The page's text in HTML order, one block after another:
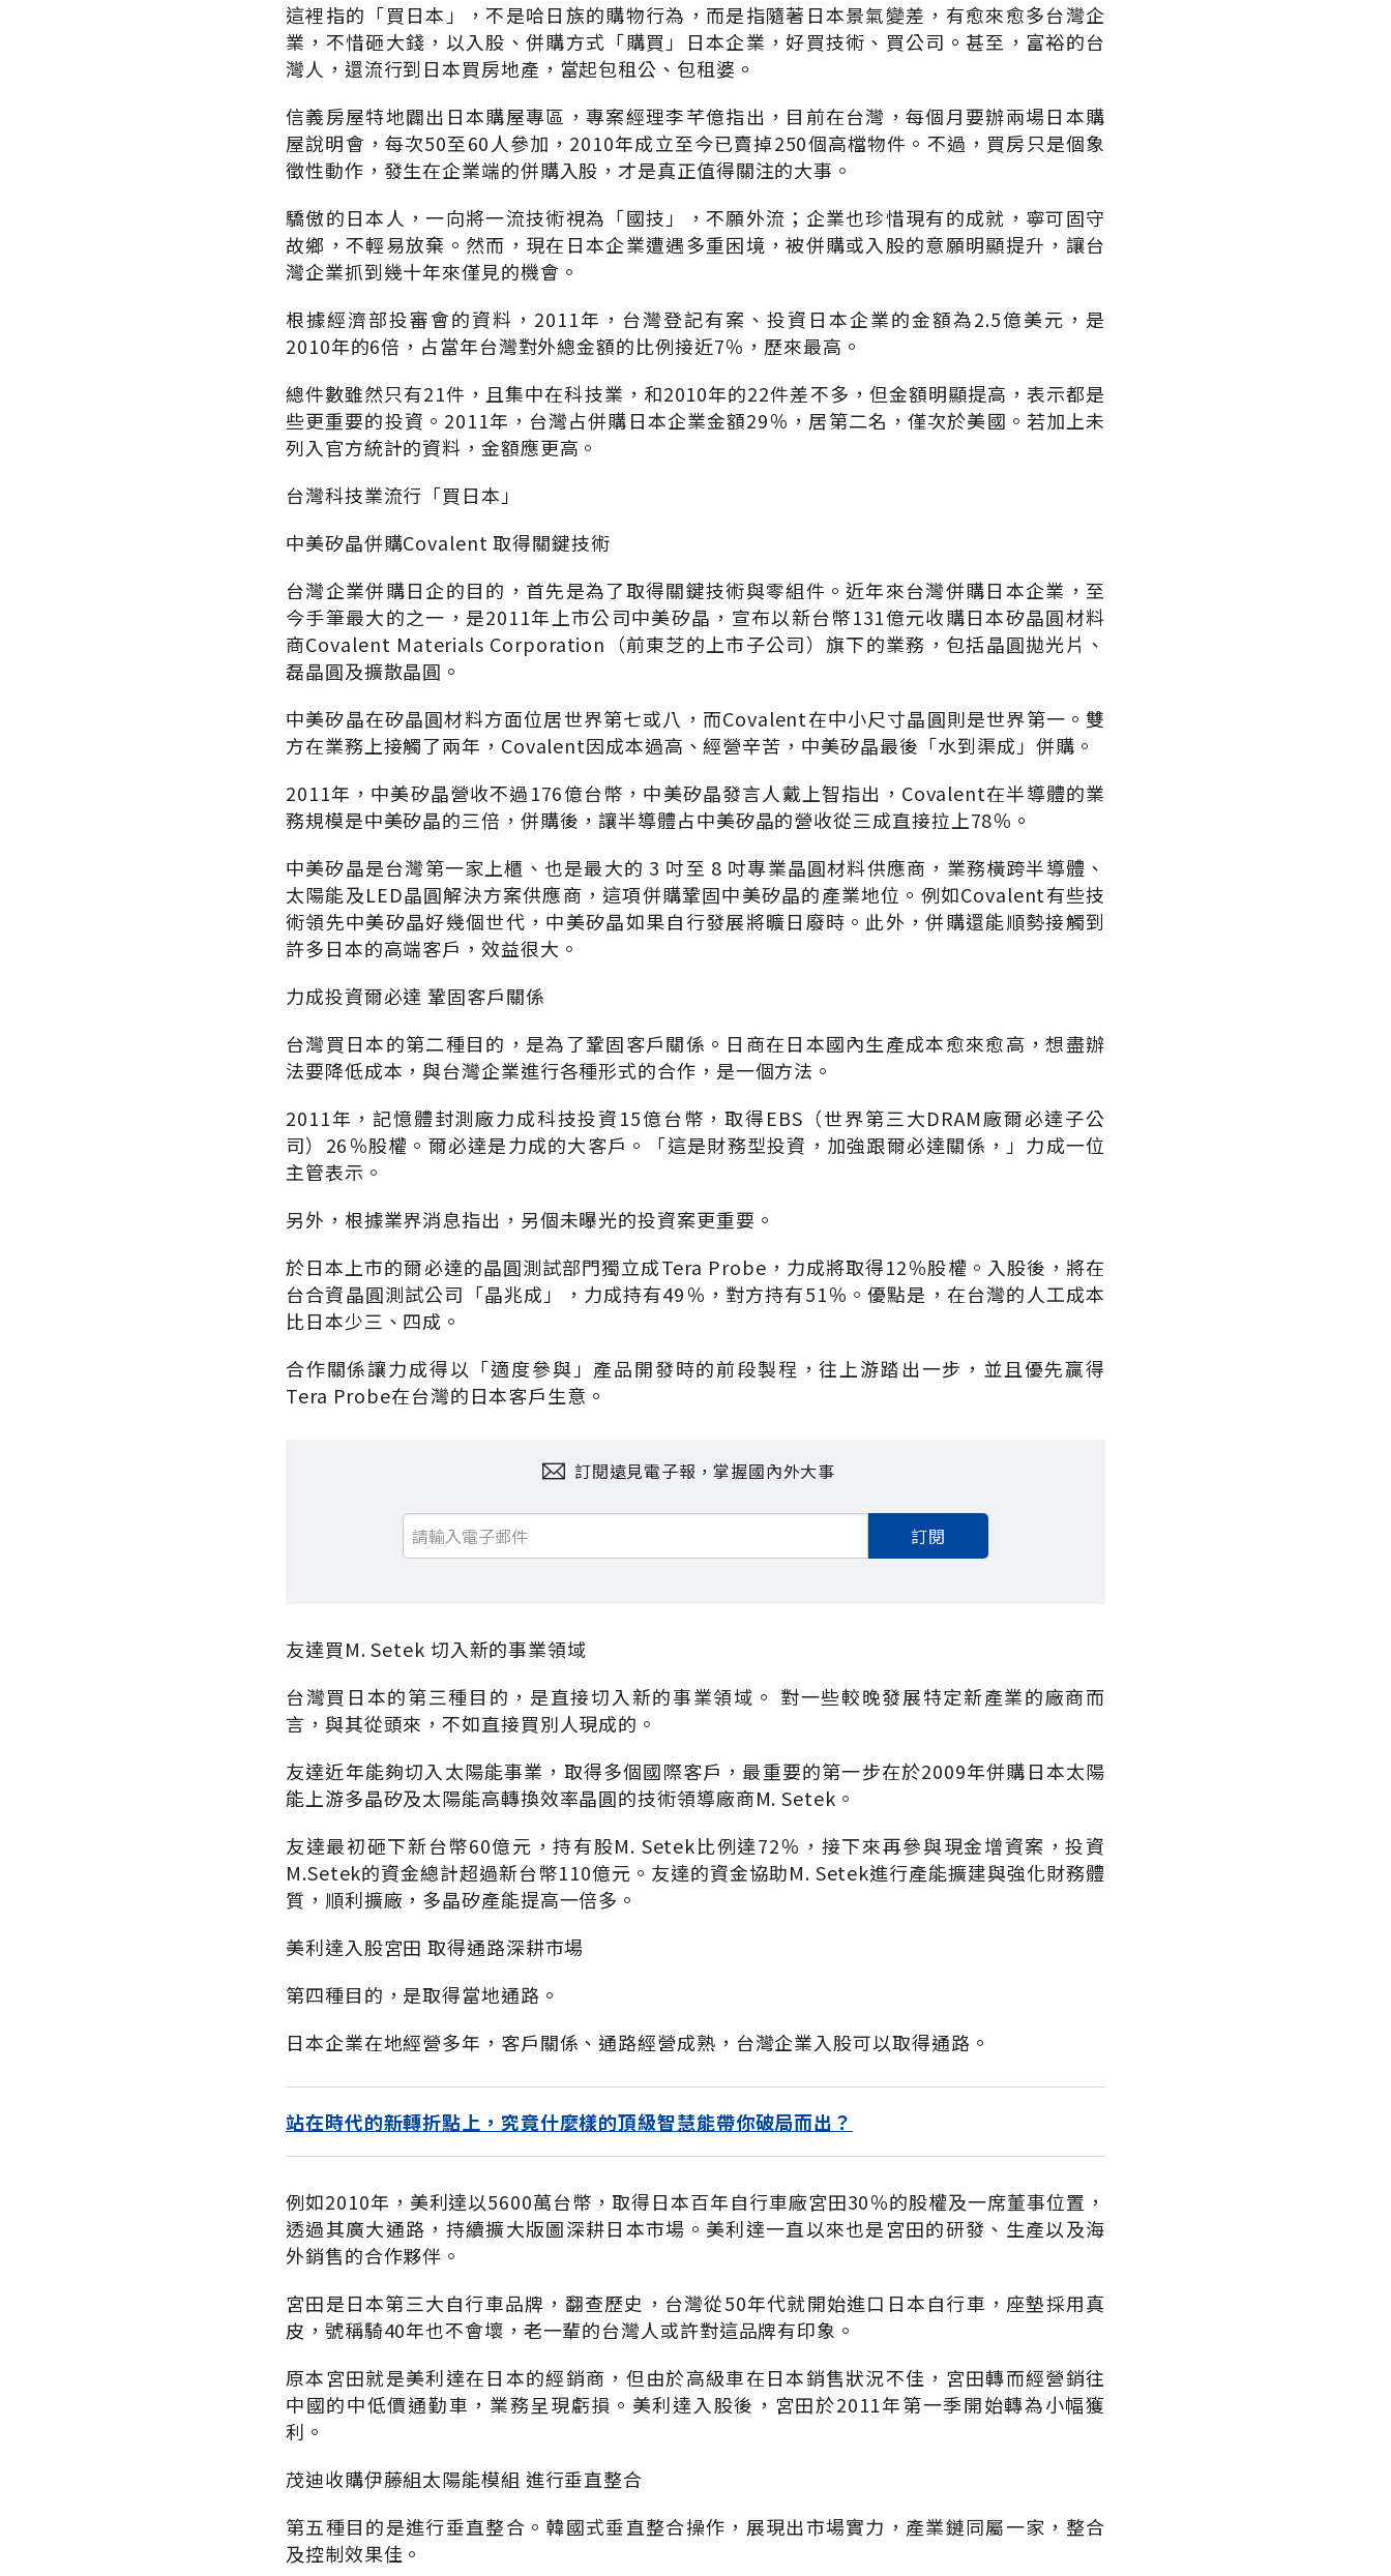
這裡指的「買日本」，不是哈日族的購物行為，而是指隨著日本景氣變差，有愈來愈多台灣企
業，不惜砸大錢，以入股、併購方式「購買」日本企業，好買技術、買公司。甚至，富裕的台
灣人，還流行到日本買房地產，當起包租公、包租婆。
信義房屋特地闢出日本購屋專區，專案經理李芊億指出，目前在台灣，每個月要辦兩場日本購
屋說明會，每次50至60人參加，2010年成立至今已賣掉250個高檔物件。不過，買房只是個象
徵性動作，發生在企業端的併購入股，才是真正值得關注的大事。
驕傲的日本人，一向將一流技術視為「國技」，不願外流；企業也珍惜現有的成就，寧可固守
故鄉，不輕易放棄。然而，現在日本企業遭遇多重困境，被併購或入股的意願明顯提升，讓台
灣企業抓到幾十年來僅見的機會。
根據經濟部投審會的資料，2011年，台灣登記有案、投資日本企業的金額為2.5億美元，是
2010年的6倍，占當年台灣對外總金額的比例接近7％，歷來最高。
總件數雖然只有21件，且集中在科技業，和2010年的22件差不多，但金額明顯提高，表示都是
些更重要的投資。2011年，台灣占併購日本企業金額29％，居第二名，僅次於美國。若加上未
列入官方統計的資料，金額應更高。
台灣科技業流行「買日本」
中美矽晶併購Covalent 取得關鍵技術
台灣企業併購日企的目的，首先是為了取得關鍵技術與零組件。近年來台灣併購日本企業，至
今手筆最大的之一，是2011年上市公司中美矽晶，宣布以新台幣131億元收購日本矽晶圓材料
商Covalent Materials Corporation（前東芝的上市子公司）旗下的業務，包括晶圓拋光片、
磊晶圓及擴散晶圓。
中美矽晶在矽晶圓材料方面位居世界第七或八，而Covalent在中小尺寸晶圓則是世界第一。雙
方在業務上接觸了兩年，Covalent因成本過高、經營辛苦，中美矽晶最後「水到渠成」併購。
2011年，中美矽晶營收不過176億台幣，中美矽晶發言人戴上智指出，Covalent在半導體的業
務規模是中美矽晶的三倍，併購後，讓半導體占中美矽晶的營收從三成直接拉上78％。
中美矽晶是台灣第一家上櫃、也是最大的 3 吋至 8 吋專業晶圓材料供應商，業務橫跨半導體、
太陽能及LED晶圓解決方案供應商，這項併購鞏固中美矽晶的產業地位。例如Covalent有些技
術領先中美矽晶好幾個世代，中美矽晶如果自行發展將曠日廢時。此外，併購還能順勢接觸到
許多日本的高端客戶，效益很大。
力成投資爾必達 鞏固客戶關係
台灣買日本的第二種目的，是為了鞏固客戶關係。日商在日本國內生產成本愈來愈高，想盡辦
法要降低成本，與台灣企業進行各種形式的合作，是一個方法。
2011年，記憶體封測廠力成科技投資15億台幣，取得EBS（世界第三大DRAM廠爾必達子公
司）26％股權。爾必達是力成的大客戶。「這是財務型投資，加強跟爾必達關係，」力成一位
主管表示。
另外，根據業界消息指出，另個未曝光的投資案更重要。
於日本上市的爾必達的晶圓測試部門獨立成Tera Probe，力成將取得12％股權。入股後，將在
台合資晶圓測試公司「晶兆成」，力成持有49％，對方持有51％。優點是，在台灣的人工成本
比日本少三、四成。
合作關係讓力成得以「適度參與」產品開發時的前段製程，往上游踏出一步，並且優先贏得
Tera Probe在台灣的日本客戶生意。
訂閱遠見電子報，掌握國內外大事
訂閱
友達買M. Setek 切入新的事業領域
台灣買日本的第三種目的，是直接切入新的事業領域。 對一些較晚發展特定新產業的廠商而
言，與其從頭來，不如直接買別人現成的。
友達近年能夠切入太陽能事業，取得多個國際客戶，最重要的第一步在於2009年併購日本太陽
能上游多晶矽及太陽能高轉換效率晶圓的技術領導廠商M. Setek。
友達最初砸下新台幣60億元，持有股M. Setek比例達72％，接下來再參與現金增資案，投資
M.Setek的資金總計超過新台幣110億元。友達的資金協助M. Setek進行產能擴建與強化財務體
質，順利擴廠，多晶矽產能提高一倍多。
美利達入股宮田 取得通路深耕市場
第四種目的，是取得當地通路。
日本企業在地經營多年，客戶關係、通路經營成熟，台灣企業入股可以取得通路。
站在時代的新轉折點上，究竟什麼樣的頂級智慧能帶你破局而出？
例如2010年，美利達以5600萬台幣，取得日本百年自行車廠宮田30％的股權及一席董事位置，
透過其廣大通路，持續擴大版圖深耕日本市場。美利達一直以來也是宮田的研發、生產以及海
外銷售的合作夥伴。
宮田是日本第三大自行車品牌，翻查歷史，台灣從50年代就開始進口日本自行車，座墊採用真
皮，號稱騎40年也不會壞，老一輩的台灣人或許對這品牌有印象。
原本宮田就是美利達在日本的經銷商，但由於高級車在日本銷售狀況不佳，宮田轉而經營銷往
中國的中低價通勤車，業務呈現虧損。美利達入股後，宮田於2011年第一季開始轉為小幅獲
利。
茂迪收購伊藤組太陽能模組 進行垂直整合
第五種目的是進行垂直整合。韓國式垂直整合操作，展現出市場實力，產業鏈同屬一家，整合
及控制效果佳。